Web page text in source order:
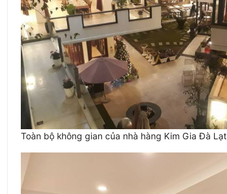
Toàn bộ không gian của nhà hàng Kim Gia Đà Lạt